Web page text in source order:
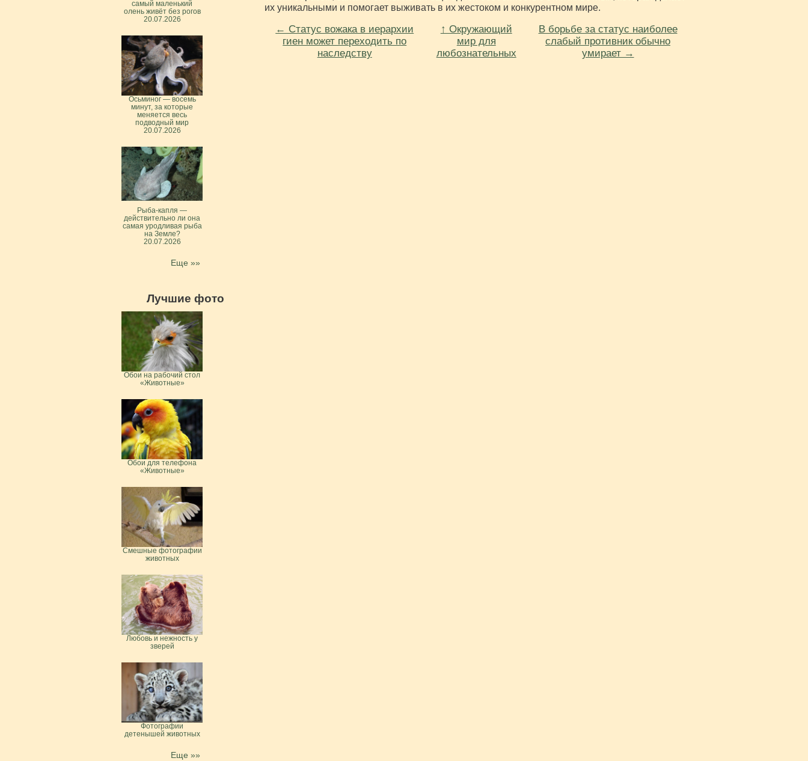
их уникальными и помогает выживать в их жестоком и конкурентном мире.
← Статус вожака в иерархии
гиен может переходить по
наследству
↑ Окружающий
мир для
любознательных
В борьбе за статус наиболее
слабый противник обычно
умирает →
самый маленький
олень живёт без рогов
20.07.2026
Осьминог — восемь
минут, за которые
меняется весь
подводный мир
20.07.2026
Рыба-капля —
действительно ли она
самая уродливая рыба
на Земле?
20.07.2026
Еще »»
Лучшие фото
Обои на рабочий стол
«Животные»
Обои для телефона
«Животные»
Смешные фотографии
животных
Любовь и нежность у
зверей
Фотографии
детенышей животных
Еще »»